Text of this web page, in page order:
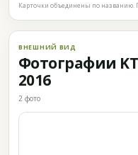
Карточки объединены по названию.
ВНЕШНИЙ ВИД
Фотографии
2016
2 фото